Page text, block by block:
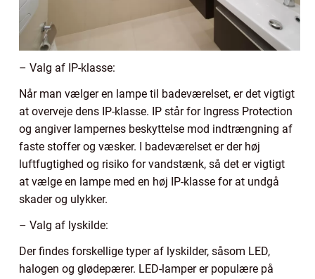
– Valg af IP-klasse:
Når man vælger en lampe til badeværelset, er det vigtigt
at overveje dens IP-klasse. IP står for Ingress Protection
og angiver lampernes beskyttelse mod indtrængning af
faste stoffer og væsker. I badeværelset er der høj
luftfugtighed og risiko for vandstænk, så det er vigtigt
at vælge en lampe med en høj IP-klasse for at undgå
skader og ulykker.
– Valg af lyskilde:
Der findes forskellige typer af lyskilder, såsom LED,
halogen og glødepærer. LED-lamper er populære på